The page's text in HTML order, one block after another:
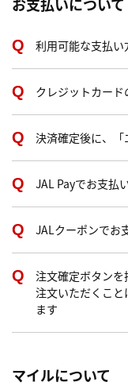
利用可能な支払い
クレジットカー
決済確定後に、
JAL Payでお支払
JALクーポンでお
注文確定ボタン
注文いただくこ
ます
マイルについて